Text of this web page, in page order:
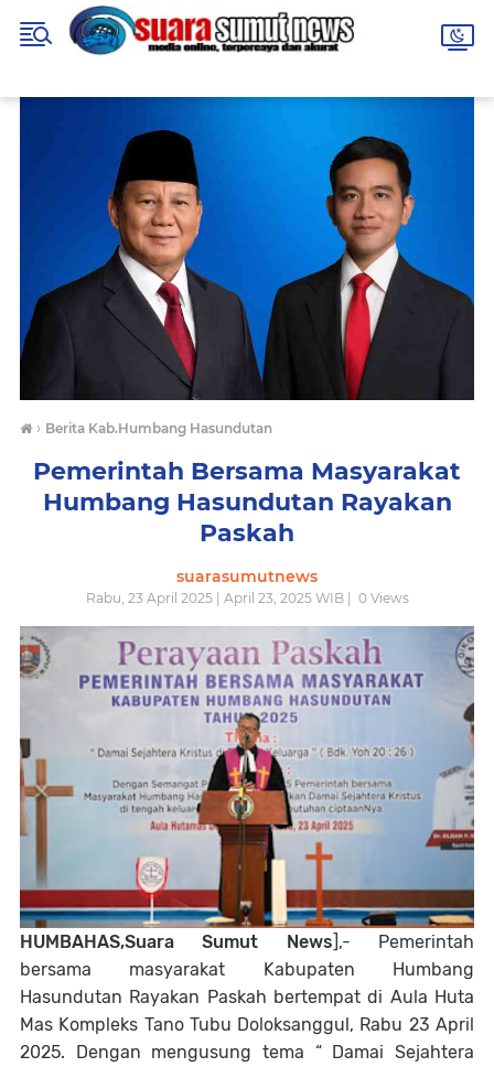
› Berita Kab.Humbang Hasundutan
Pemerintah Bersama Masyarakat
Humbang Hasundutan Rayakan
Paskah
suarasumutnews
Rabu, 23 April 2025 | April 23, 2025 WIB | 0Views
HUMBAHAS,Suara Sumut News],- Pemerintah
bersama masyarakat Kabupaten Humbang
Hasundutan Rayakan Paskah bertempat di Aula Huta
Mas Kompleks Tano Tubu Doloksanggul, Rabu 23 April
2025. Dengan mengusung tema “ Damai Sejahtera